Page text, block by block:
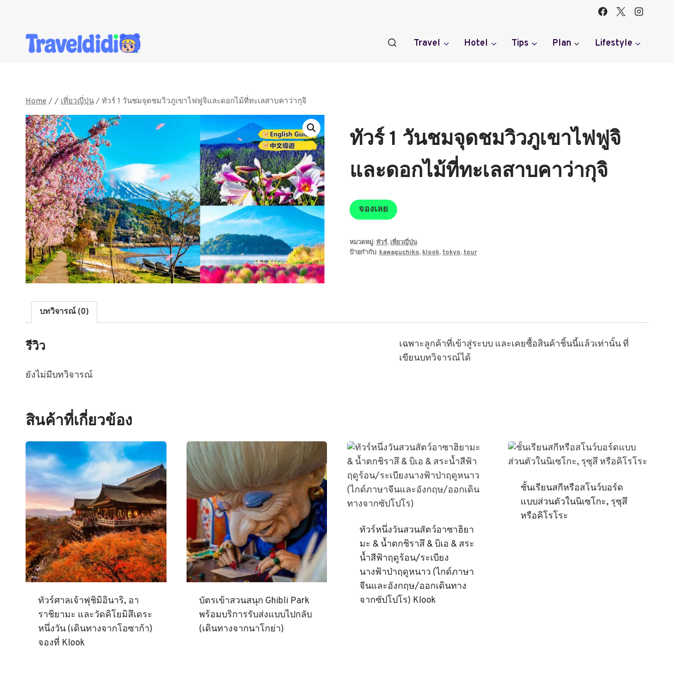
content
Travel Hotel Tips Plan Lifestyle
Home / / เที่ยวญี่ปุ่น / ทัวร์ 1 วันชมจุดชมวิวภูเขาไฟฟูจิและดอกไม้ที่ทะเลสาบคาว่ากุจิ
ทัวร์ 1 วันชมจุดชมวิวภูเขาไฟฟูจิ
และดอกไม้ที่ทะเลสาบคาว่ากุจิ
จองเลย
หมวดหมู่:ทัวร์, เที่ยวญี่ปุ่น
ป้ายกำกับ: kawaguchiko, klook, tokyo, tour
บทวิจารณ์ (0)
รีวิว
ยังไม่มีบทวิจารณ์
เฉพาะลูกค้าที่เข้าสู่ระบบ และเคยซื้อสินค้าชิ้นนี้แล้วเท่านั้น ที่
เขียนบทวิจารณ์ได้
สินค้าที่เกี่ยวข้อง
ทัวร์ศาลเจ้าฟุชิมิอินาริ, อา
ราชิยามะ และวัดคิโยมิสึเดระ
หนึ่งวัน (เดินทางจากโอซาก้า)
จองที่ Klook
บัตรเข้าสวนสนุก Ghibli Park
พร้อมบริการรับส่งแบบไปกลับ
(เดินทางจากนาโกย่า)
ทัวร์หนึ่งวันสวนสัตว์อาซาฮิยา
มะ & น้ำตกชิราสึ & บิเอ & สระ
น้ำสีฟ้าฤดูร้อน/ระเบียง
นางฟ้าป่าฤดูหนาว (ไกด์ภาษา
จีนและอังกฤษ/ออกเดินทาง
จากซัปโปโร) Klook
ชั้นเรียนสกีหรือสโนว์บอร์ด
แบบส่วนตัวในนิเซโกะ, รุซุสึ
หรือคิโรโระ